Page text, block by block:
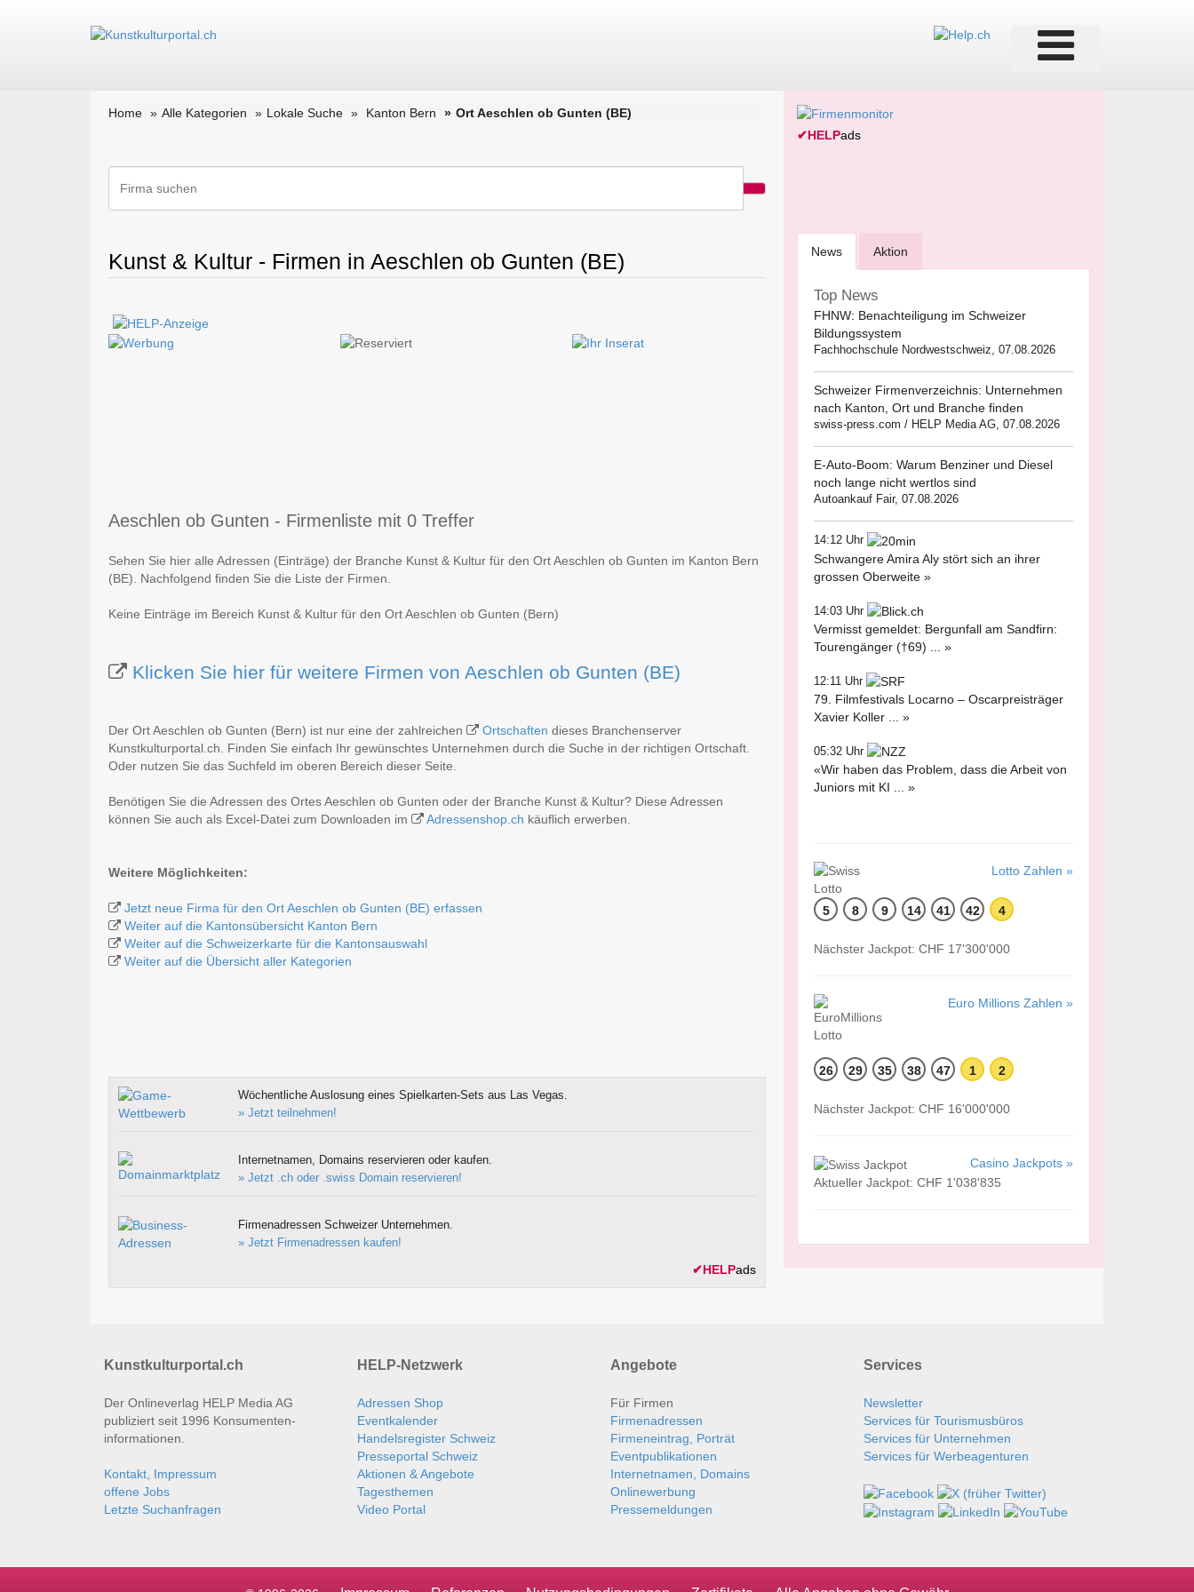
Home Alle Kategorien Lokale Suche Kanton Bern Ort Aeschlen ob Gunten (BE)
Kunst & Kultur - Firmen in Aeschlen ob Gunten (BE)
Aeschlen ob Gunten - Firmenliste mit 0 Treffer
Sehen Sie hier alle Adressen (Einträge) der Branche Kunst & Kultur für den Ort Aeschlen ob Gunten im Kanton Bern
(BE). Nachfolgend finden Sie die Liste der Firmen.
Keine Einträge im Bereich Kunst & Kultur für den Ort Aeschlen ob Gunten (Bern)
Klicken Sie hier für weitere Firmen von Aeschlen ob Gunten (BE)
Der Ort Aeschlen ob Gunten (Bern) ist nur eine der zahlreichen Ortschaften dieses Branchenserver
Kunstkulturportal.ch. Finden Sie einfach Ihr gewünschtes Unternehmen durch die Suche in der richtigen Ortschaft.
Oder nutzen Sie das Suchfeld im oberen Bereich dieser Seite.
Benötigen Sie die Adressen des Ortes Aeschlen ob Gunten oder der Branche Kunst & Kultur? Diese Adressen
können Sie auch als Excel-Datei zum Downloaden im
Adressenshop.ch käuflich erwerben.
Weitere Möglichkeiten:
Jetzt neue Firma für den Ort Aeschlen ob Gunten (BE) erfassen
Weiter auf die Kantonsübersicht Kanton Bern
Weiter auf die Schweizerkarte für die Kantonsauswahl
Weiter auf die Übersicht aller Kategorien
Wöchentliche Auslosung eines Spielkarten-Sets aus Las Vegas.
» Jetzt teilnehmen!
Internetnamen, Domains reservieren oder kaufen.
» Jetzt .ch oder .swiss Domain reservieren!
Firmenadressen Schweizer Unternehmen.
» Jetzt Firmenadressen kaufen!
✔HELPads
✔HELPads
News Aktion
Top News
FHNW: Benachteiligung im Schweizer
Bildungssystem
Fachhochschule Nordwestschweiz, 07.08.2026
Schweizer Firmenverzeichnis: Unternehmen
nach Kanton, Ort und Branche finden
swiss-press.com / HELP Media AG, 07.08.2026
E-Auto-Boom: Warum Benziner und Diesel
noch lange nicht wertlos sind
Autoankauf Fair, 07.08.2026
14:12 Uhr
Schwangere Amira Aly stört sich an ihrer
grossen Oberweite »
14:03 Uhr
Vermisst gemeldet: Bergunfall am Sandfirn:
Tourengänger (†69) ... »
12:11 Uhr
79. Filmfestivals Locarno – Oscarpreisträger
Xavier Koller ... »
05:32 Uhr
«Wir haben das Problem, dass die Arbeit von
Juniors mit KI ... »
Lotto Zahlen »
5 8 9 14 41 42 4
Nächster Jackpot: CHF 17'300'000
Euro Millions Zahlen »
26 29 35 38 47 1 2
Nächster Jackpot: CHF 16'000'000
Casino Jackpots »
Aktueller Jackpot: CHF 1'038'835
Kunstkulturportal.ch
Der Onlineverlag HELP Media AG
publiziert seit 1996 Konsumenten­
informationen.
Kontakt, Impressum
offene Jobs
Letzte Suchanfragen
HELP-Netzwerk
Adressen Shop
Eventkalender
Handelsregister Schweiz
Presseportal Schweiz
Aktionen & Angebote
Tagesthemen
Video Portal
Angebote
Für Firmen
Firmenadressen
Firmeneintrag, Porträt
Eventpublikationen
Internetnamen, Domains
Onlinewerbung
Pressemeldungen
Services
Newsletter
Services für Tourismusbüros
Services für Unternehmen
Services für Werbeagenturen